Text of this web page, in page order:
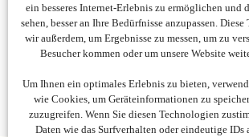
ein besseres Internet-Erlebnis zu ermöglichen und
sehen, besser an Ihre Bedürfnisse anzupassen.
wir außerdem, um Ergebnisse zu messen, um zu
Besucher kommen oder um unsere Website
Um Ihnen ein optimales Erlebnis zu bieten,
wie Cookies, um Geräteinformationen zu
zuzugreifen. Wenn Sie diesen Technologien
Daten wie das Surfverhalten oder eindeutige IDs
Cookies akzeptieren